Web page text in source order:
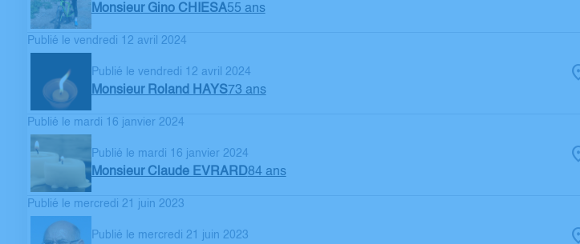
Monsieur Gino CHIESA55 ans
Publié le vendredi 12 avril 2024
Publié le vendredi 12 avril 2024
Monsieur Roland HAYS73 ans
Publié le mardi 16 janvier 2024
Publié le mardi 16 janvier 2024
Monsieur Claude EVRARD84 ans
Publié le mercredi 21 juin 2023
Publié le mercredi 21 juin 2023